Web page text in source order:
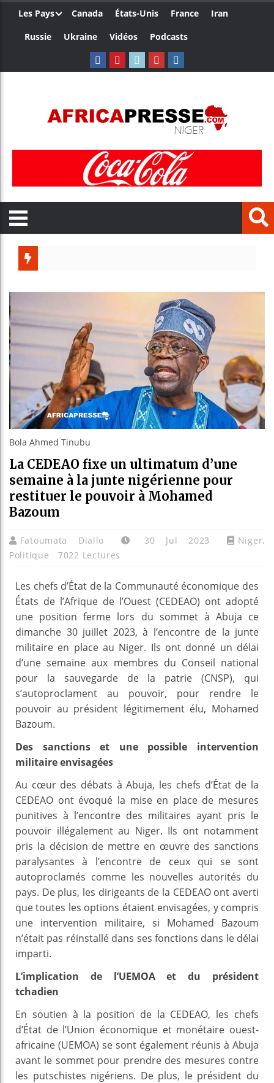
Les Pays Canada États-Unis France
Iran
Russie
Ukraine Vidéos Podcasts
Côte
Tunisie
Bola Ahmed Tinubu
La CEDEAO fixe un ultimatum d’une
semaine à la junte nigérienne pour
restituer le pouvoir à Mohamed
Bazoum
Fatoumata Diallo 30 Jul 2023 Niger,
Politique
7022 Lectures
Les chefs d’État de la Communauté économique des
États de l’Afrique de l’Ouest (CEDEAO) ont adopté
une position ferme lors du sommet à Abuja ce
dimanche 30 juillet 2023, à l’encontre de la junte
militaire en place au Niger. Ils ont donné un délai
d’une semaine aux membres du Conseil national
pour la sauvegarde de la patrie (CNSP), qui
s’autoproclament au pouvoir, pour rendre le
pouvoir au président légitimement élu, Mohamed
Bazoum.
Des sanctions et une possible intervention
militaire envisagées
Au cœur des débats à Abuja, les chefs d’État de la
CEDEAO ont évoqué la mise en place de mesures
punitives à l’encontre des militaires ayant pris le
pouvoir illégalement au Niger. Ils ont notamment
pris la décision de mettre en œuvre des sanctions
paralysantes à l’encontre de ceux qui se sont
autoproclamés comme les nouvelles autorités du
pays. De plus, les dirigeants de la CEDEAO ont averti
que toutes les options étaient envisagées, y compris
une intervention militaire, si Mohamed Bazoum
n’était pas réinstallé dans ses fonctions dans le délai
imparti.
L’implication de l’UEMOA et du président
tchadien
En soutien à la position de la CEDEAO, les chefs
d’État de l’Union économique et monétaire ouest-
africaine (UEMOA) se sont également réunis à Abuja
avant le sommet pour prendre des mesures contre
les putschistes nigériens. De plus, le président du